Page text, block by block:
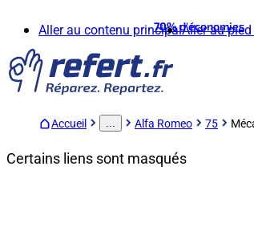
Aller au contenu principalAller au
70%d'économies
Accueil ... Alfa Romeo 75
Certains liens sont masqués